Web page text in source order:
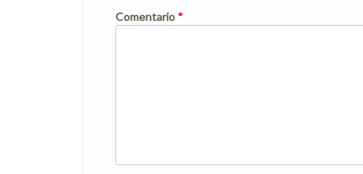
Comentario *